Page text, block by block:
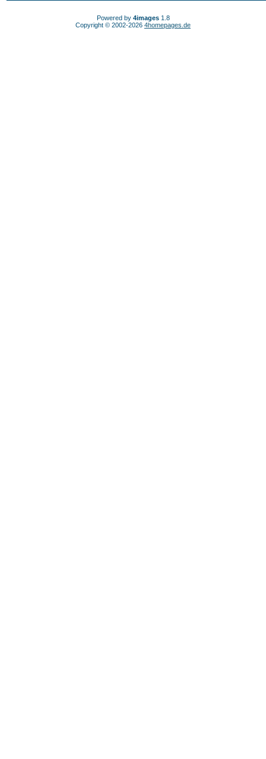
Powered by 4images1.8
Copyright © 2002-2026 4homepages.de